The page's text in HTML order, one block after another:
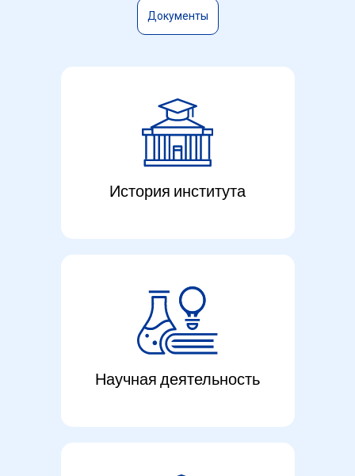
Султанов Константин Викторович
Документы
История института
Научная деятельность